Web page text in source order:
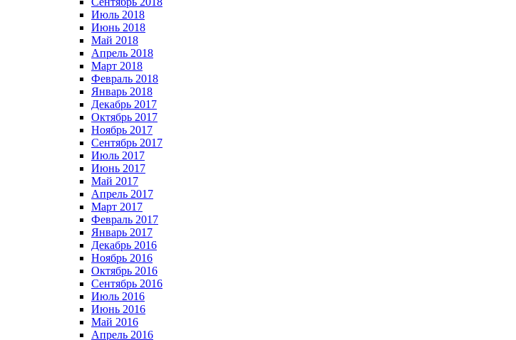
Июль 2018
Июнь 2018
Май 2018
Апрель 2018
Март 2018
Февраль 2018
Январь 2018
Декабрь 2017
Октябрь 2017
Ноябрь 2017
Сентябрь 2017
Июль 2017
Июнь 2017
Май 2017
Апрель 2017
Март 2017
Февраль 2017
Январь 2017
Декабрь 2016
Ноябрь 2016
Октябрь 2016
Сентябрь 2016
Июль 2016
Июнь 2016
Май 2016
Апрель 2016